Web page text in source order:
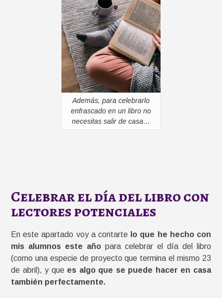
Además, para celebrarlo
enfrascado en un libro no
necesitas salir de casa…
Celebrar el día del libro con
lectores potenciales
En este apartado voy a contarte lo que he hecho con
mis alumnos este año para celebrar el día del libro
(como una especie de proyecto que termina el mismo 23
de abril), y quees algo que se puede hacer en casa
también perfectamente.